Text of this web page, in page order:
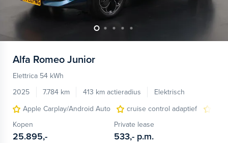
Alfa Romeo Junior
Elettrica 54 kWh
2025
7.784 km 413 km actieradius
Elektrisch
Apple Carplay/Android Auto
cruise control adaptief
Kopen
25.895,-
Private lease
533,- p.m.